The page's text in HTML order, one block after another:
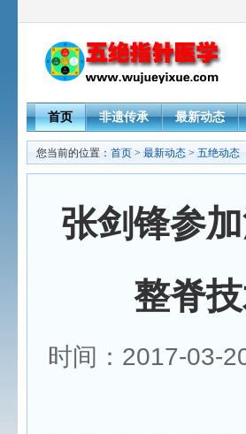
首页 非遗传承 最新动态
您当前的位置： 首页 > 最新动态 > 五绝动态
张剑锋参
整脊
时间：2017-03-